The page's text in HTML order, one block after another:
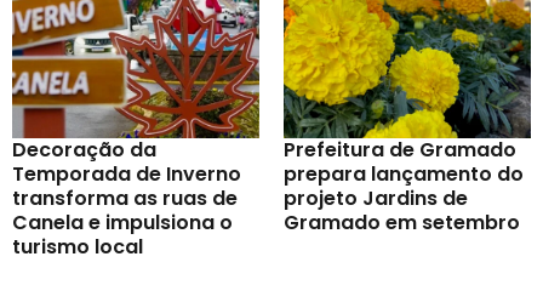
Decoração da
Temporada de Inverno
transforma as ruas de
Canela e impulsiona o
turismo local
Prefeitura de Gramado
prepara lançamento do
projeto Jardins de
Gramado em setembro